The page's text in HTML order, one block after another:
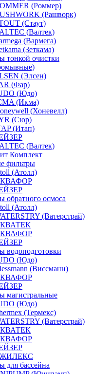
(Роммер)
(Рашворк)
(Стаут)
(Валтек)
(Вармега)
(Зеткама)
тонкой очистки
(Элсен)
(Фар)
(Юдо)
(Икма)
(Хоневелл)
(Сюр)
(Итап)
(Валтек)
Комплект
фильтры
(Атолл)
обратного осмоса
(Атолл)
(Ватерстрай)
водоподготовки
(Юдо)
(Виссманн)
магистральные
(Юдо)
(Термекс)
(Ватерстрай)
для бассейна